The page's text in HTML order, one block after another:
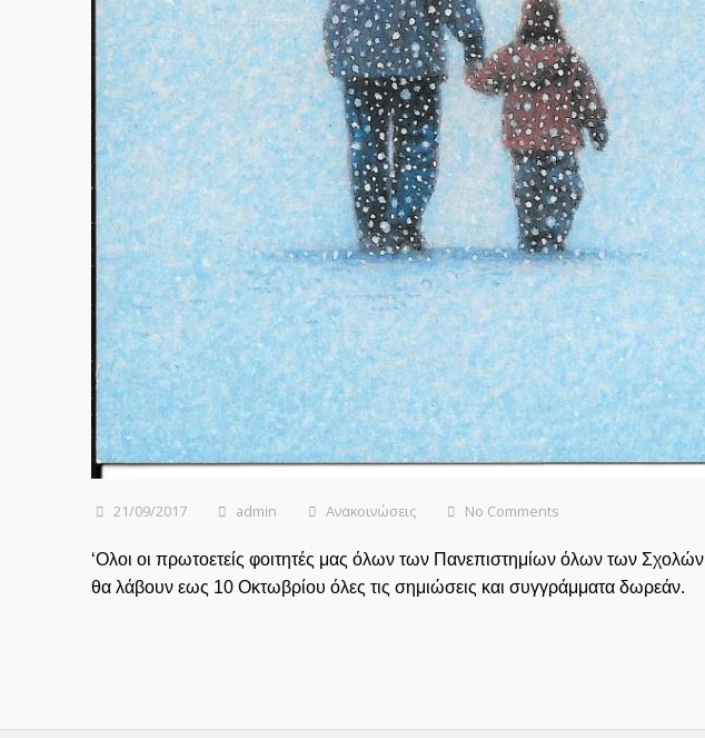
21/09/2017 admin Ανακοινώσεις No Comments
‘Ολοι οι πρωτοετείς φοιτητές μας όλων των Πανεπιστημίων όλων των Σχολών
θα λάβουν εως 10 Οκτωβρίου όλες τις σημιώσεις και συγγράμματα δωρεάν.